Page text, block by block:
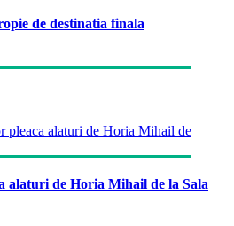
de destinatia finala
alaturi de Horia Mihail de la Sala